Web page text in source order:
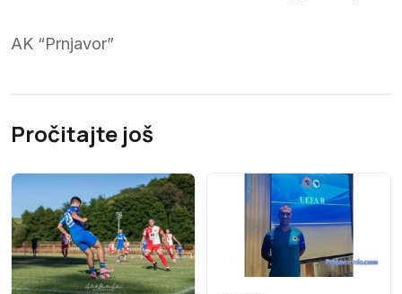
AK “Prnjavor”
Pročitajte još